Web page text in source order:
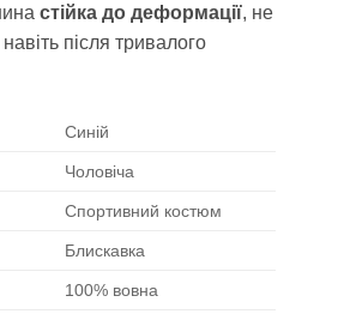
стійка до деформації, не
після тривалого
Синій
Чоловіча
Спортивний костюм
Блискавка
100% вовна